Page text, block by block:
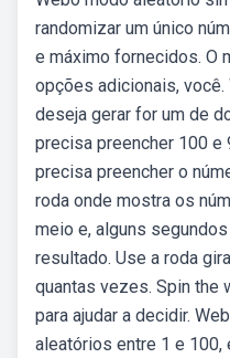
randomizar um único
e máximo fornecidos. O
opções adicionais,
deseja gerar for um de
precisa preencher 100 e
precisa preencher o
roda onde mostra os
meio e, alguns
resultado. Use a roda
quantas vezes. Spin the
para ajudar a decidir.
aleatórios entre 1 e 100,